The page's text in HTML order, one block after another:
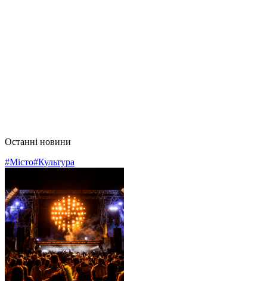
Останні новини
#Місто#Культура